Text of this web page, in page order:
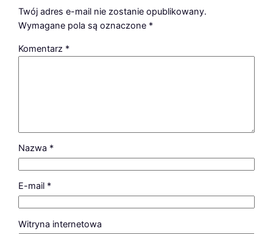
Twój adres e-mail nie zostanie opublikowany.
Wymagane pola są oznaczone *
Komentarz *
Nazwa *
E-mail *
Witryna internetowa